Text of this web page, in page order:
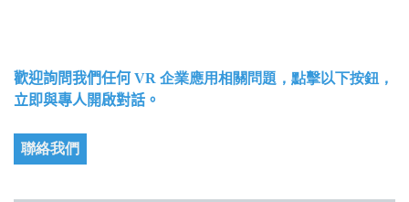
歡迎詢問我們任何 VR 企業應用相關問題，點擊以下按鈕，
立即與專人開啟對話。
聯絡我們